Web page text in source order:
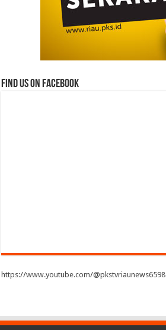
Find us on Facebook
https://www.youtube.com/@pkstvriaunews6598